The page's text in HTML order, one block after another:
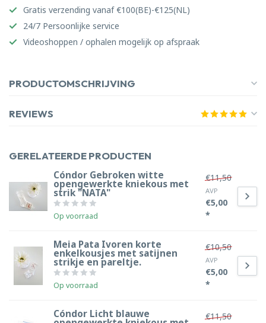
Gratis verzending vanaf €100(BE)-€125(NL)
24/7 Persoonlijke service
Videoshoppen / ophalen mogelijk op afspraak
PRODUCTOMSCHRIJVING
REVIEWS
GERELATEERDE PRODUCTEN
Cóndor Gebroken witte
opengewerkte kniekous met
strik "NATA"
Op voorraad
€11,50
AVP
€5,00
*
Meia Pata Ivoren korte
enkelkousjes met satijnen
strikje en pareltje.
Op voorraad
€10,50
AVP
€5,00
*
Cóndor Licht blauwe €11,50